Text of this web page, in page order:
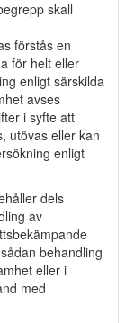
skall
förstås en
för helt eller
enligt särskilda
avses
i syfte att
utövas eller kan
enligt
dels
av
behandling
eller i
med